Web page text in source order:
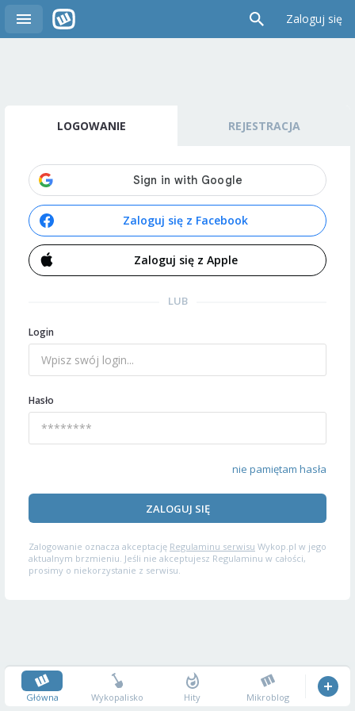
Zaloguj się
LOGOWANIE REJESTRACJA
Zaloguj się z Facebook
Zaloguj się z Apple
LUB
Login
Hasło
nie pamiętam hasła
ZALOGUJ SIĘ
Zalogowanie oznacza akceptację Regulaminu serwisu Wykop.pl w jego
aktualnym brzmieniu. Jeśli nie akceptujesz Regulaminu w całości,
prosimy o niekorzystanie z serwisu.
Główna Wykopalisko Hity Mikroblog